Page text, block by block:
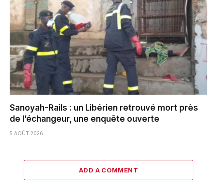
Sanoyah-Rails : un Libérien retrouvé mort près
de l’échangeur, une enquête ouverte
5 AOÛT 2026
ADD A COMMENT